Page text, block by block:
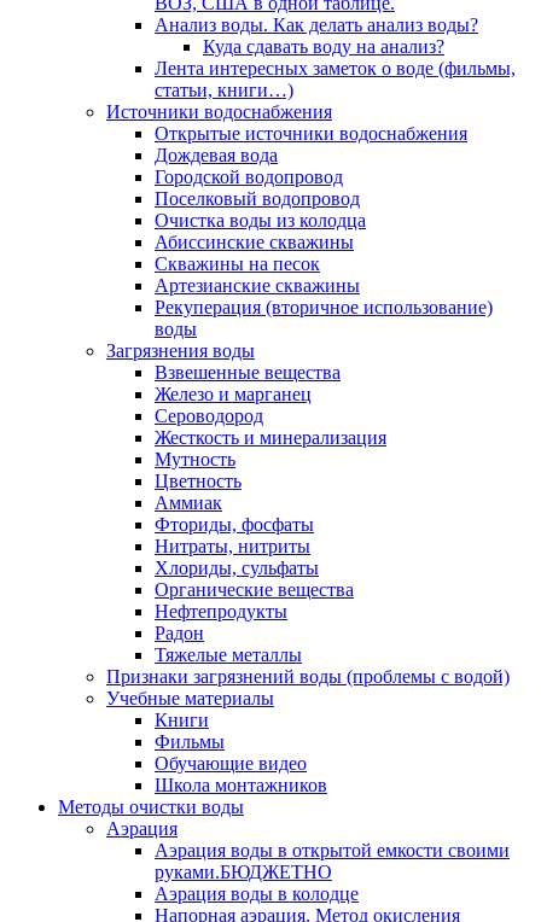
Анализ воды. Как делать анализ воды?
Куда сдавать воду на анализ?
Лента интересных заметок о воде (фильмы,
статьи, книги…)
Источники водоснабжения
Открытые источники водоснабжения
Дождевая вода
Городской водопровод
Поселковый водопровод
Очистка воды из колодца
Абиссинские скважины
Скважины на песок
Артезианские скважины
Рекуперация (вторичное использование)
воды
Загрязнения воды
Взвешенные вещества
Железо и марганец
Сероводород
Жесткость и минерализация
Мутность
Цветность
Аммиак
Фториды, фосфаты
Нитраты, нитриты
Хлориды, сульфаты
Органические вещества
Нефтепродукты
Радон
Тяжелые металлы
Признаки загрязнений воды (проблемы с водой)
Учебные материалы
Книги
Фильмы
Обучающие видео
Школа монтажников
Методы очистки воды
Аэрация
Аэрация воды в открытой емкости своими
руками.БЮДЖЕТНО
Аэрация воды в колодце
Напорная аэрация. Метод окисления